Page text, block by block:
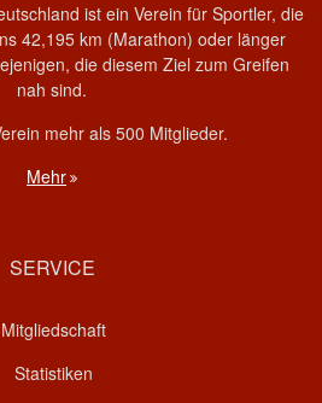
ist ein Verein für Sportler, die
42,195 km (Marathon) oder länger
die diesem Ziel zum Greifen
nah sind.
mehr als 500 Mitglieder.
Mehr
SERVICE
Mitgliedschaft
Statistiken